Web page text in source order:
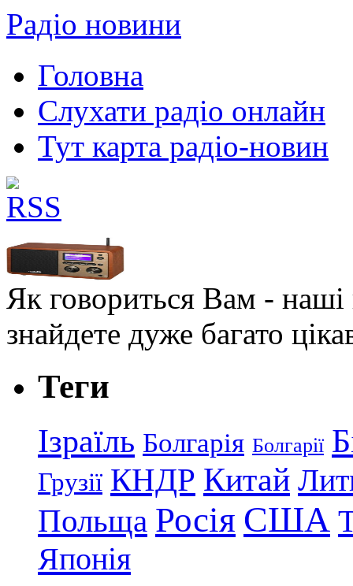
Радіо новини
Головна
Слухати радіо онлайн
Тут карта радіо-новин
Як говориться Вам - наші
знайдете дуже багато
Теги
Ізраїль Болгарія Болгарії
Грузії КНДР Китай
Польща Росія США
Японія